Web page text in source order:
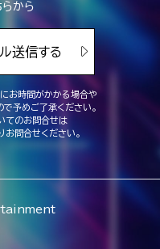
から
送信する
お時間がかかる場合や
予めご了承ください。
てのお問合せは
お問合せください。